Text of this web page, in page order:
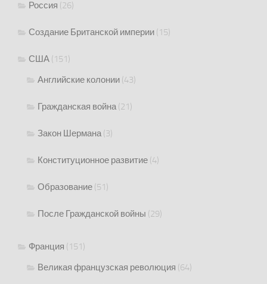
Россия (26)
Создание Британской империи (15)
США (151)
Английские колонии (43)
Гражданская война(21)
Закон Шермана(3)
Конституционное развитие (4)
Образование (51)
После Гражданской войны (29)
Франция (151)
Великая французская революция (64)